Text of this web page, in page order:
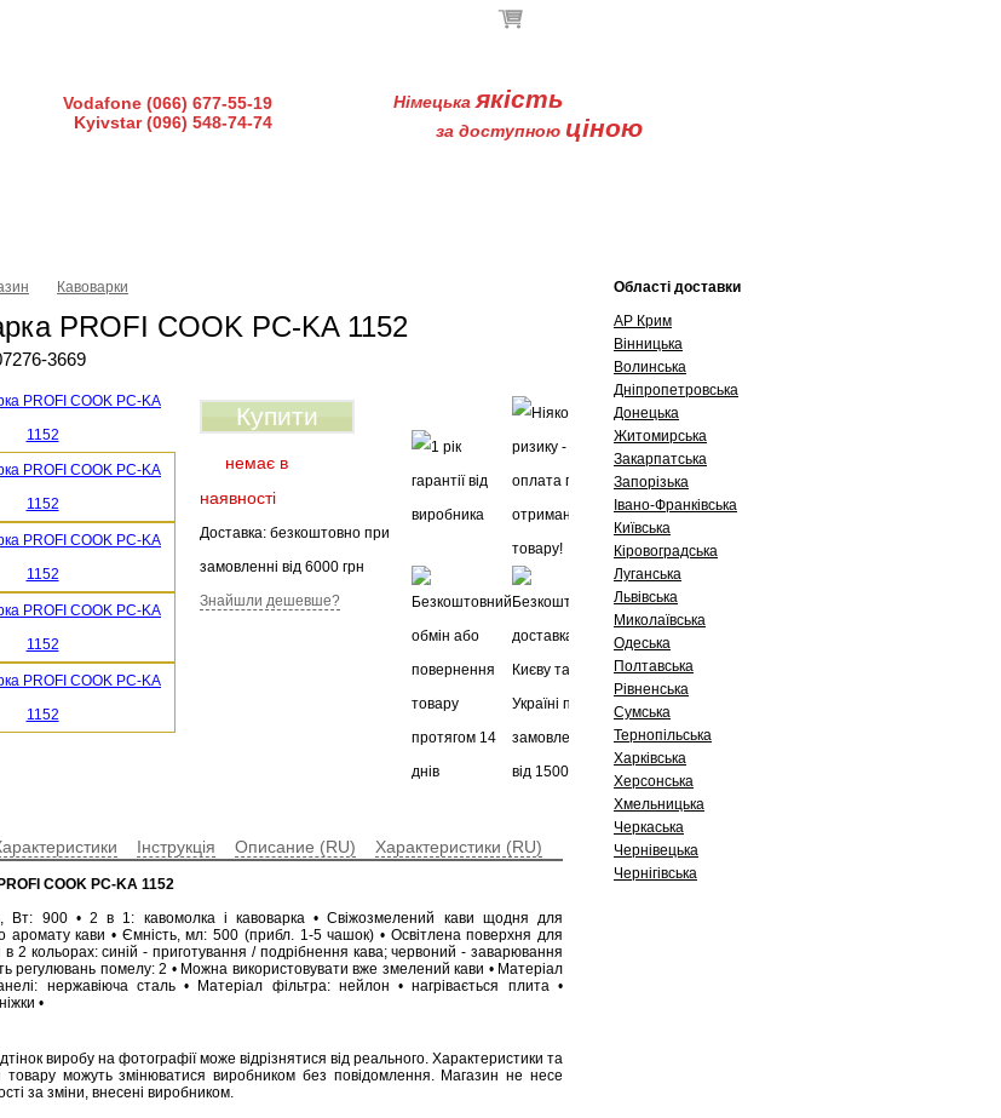
Vodafone (066) 677-55-19
Kyivstar (096) 548-74-74
Німецька якість
за доступною ціною
Кавоварки
PROFI COOK PC-KA 1152
3669
Купити
немає в
наявності
Доставка: безкоштовно при
замовленні від 6000 грн
Знайшли дешевше?
Інструкція Описание (RU) Характеристики (RU)
COOK PC-KA 1152
Вт: 900 • 2 в 1: кавомолка і кавоварка • Свіжозмелений кави щодня для
аромату кави • Ємність, мл: 500 (прибл. 1-5 чашок) • Освітлена поверхня для
2 кольорах: синій - приготування / подрібнення кава; червоний - заварювання
регулювань помелу: 2 • Можна використовувати вже змелений кави • Матеріал
нержавіюча сталь • Матеріал фільтра: нейлон • нагрівається плита •
•
виробу на фотографії може відрізнятися від реального. Характеристики та
товару можуть змінюватися виробником без повідомлення. Магазин не несе
за зміни, внесені виробником.
Області доставки
АР Крим
Вінницька
Волинська
Дніпропетровська
Донецька
Житомирська
Закарпатська
Запорізька
Івано-Франківська
Київська
Кіровоградська
Луганська
Львівська
Миколаївська
Одеська
Полтавська
Рівненська
Сумська
Тернопільська
Харківська
Херсонська
Хмельницька
Черкаська
Чернівецька
Чернігівська